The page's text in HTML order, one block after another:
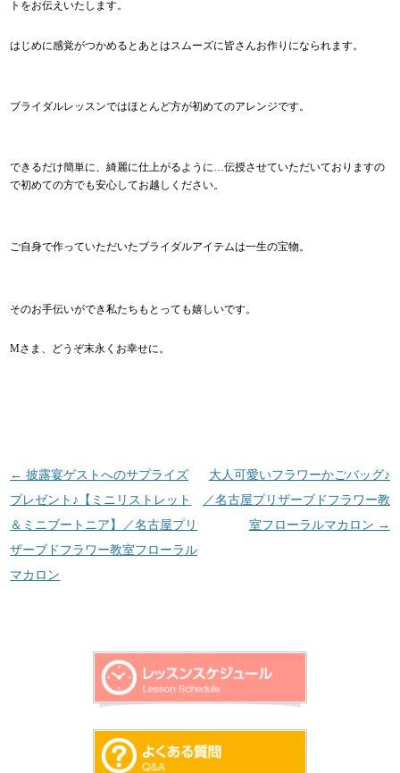
トをお伝えいたします。
はじめに感覚がつかめると あとはスムーズに皆さんお作りになられます。
ブライダルレッスンではほとんど方が初めてのアレンジです。
できるだけ簡単に、綺麗に仕上がるように …伝授させていただいておりますの
で初めての方でも安心してお越しください。
ご自身で作っていただいたブライダルアイテムは一生の宝物。
そのお手伝いができ私たちもとっても嬉しいです。
Mさま、どうぞ末永くお幸せに。
投稿ナビゲーション
← 披露宴ゲストへのサプライズ
プレゼント♪【ミニリストレット
＆ミニブートニア】／名古屋プリ
ザーブドフラワー教室フローラル
マカロン
大人可愛いフラワーかごバッグ♪
／名古屋プリザーブドフラワー教
室フローラルマカロン →